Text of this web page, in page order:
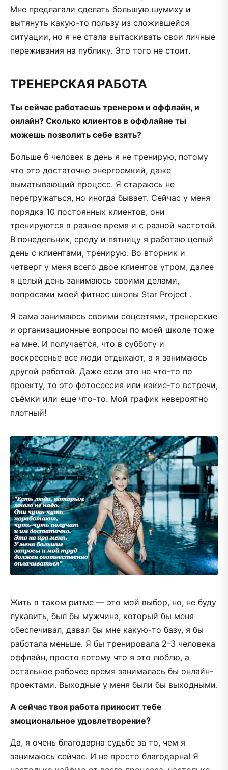
Мне предлагали сделать большую шумиху и
вытянуть какую-то пользу из сложившейся
ситуации, но я не стала вытаскивать свои личные
переживания на публику. Это того не стоит.
ТРЕНЕРСКАЯ РАБОТА
Ты сейчас работаешь тренером и оффлайн, и
онлайн? Сколько клиентов в оффлайне ты
можешь позволить себе взять?
Больше 6 человек в день я не тренирую, потому
что это достаточно энергоемкий, даже
выматывающий процесс. Я стараюсь не
перегружаться, но иногда бывает. Сейчас у меня
порядка 10 постоянных клиентов, они
тренируются в разное время и с разной частотой.
В понедельник, среду и пятницу я работаю целый
день с клиентами, тренирую. Во вторник и
четверг у меня всего двое клиентов утром, далее
я целый день занимаюсь своими делами,
вопросами моей фитнес школы Star Project .
Я сама занимаюсь своими соцсетями, тренерские
и организационные вопросы по моей школе тоже
на мне. И получается, что в субботу и
воскресенье все люди отдыхают, а я занимаюсь
другой работой. Даже если это не что-то по
проекту, то это фотосессия или какие-то встречи,
съёмки или еще что-то. Мой график невероятно
плотный!
Жить в таком ритме — это мой выбор, но, не буду
лукавить, был бы мужчина, который бы меня
обеспечивал, давал бы мне какую-то базу, я бы
работала меньше. Я бы тренировала 2-3 человека
оффлайн, просто потому что я это люблю, а
остальное рабочее время занималась бы онлайн-
проектами. Выходные у меня были бы выходными.
А сейчас твоя работа приносит тебе
эмоциональное удовлетворение?
Да, я очень благодарна судьбе за то, чем я
занимаюсь сейчас. И не просто благодарна! Я